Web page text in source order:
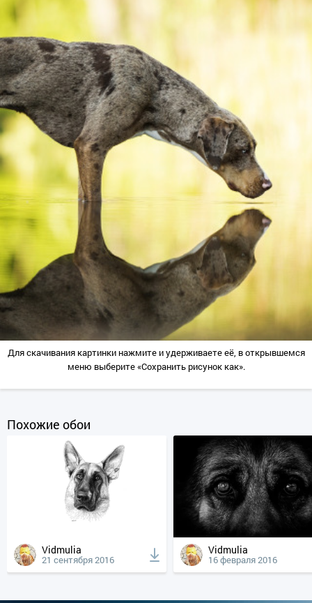
Для скачивания картинки нажмите и удерживаете её, в открывшемся
меню выберите «Сохранить рисунок как».
Похожие обои
Vidmulia
21 сентября 2016
Vidmulia
16 февраля 2016